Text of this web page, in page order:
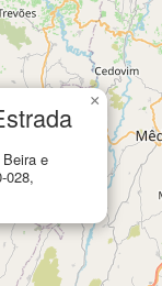
e
028,
×